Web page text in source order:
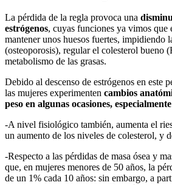
La pérdida de la regla provoca una
estrógenos, cuyas funciones ya vimos que
mantener unos huesos fuertes, impidiendo
(osteoporosis), regular el colesterol bueno
metabolismo de las grasas.
Debido al descenso de estrógenos en este
las mujeres experimenten cambios
peso en algunas ocasiones,
-A nivel fisiológico también, aumenta el
un aumento de los niveles de colesterol, y
-Respecto a las pérdidas de masa ósea y
que, en mujeres menores de 50 años, la
de un 1% cada 10 años: sin embargo, a